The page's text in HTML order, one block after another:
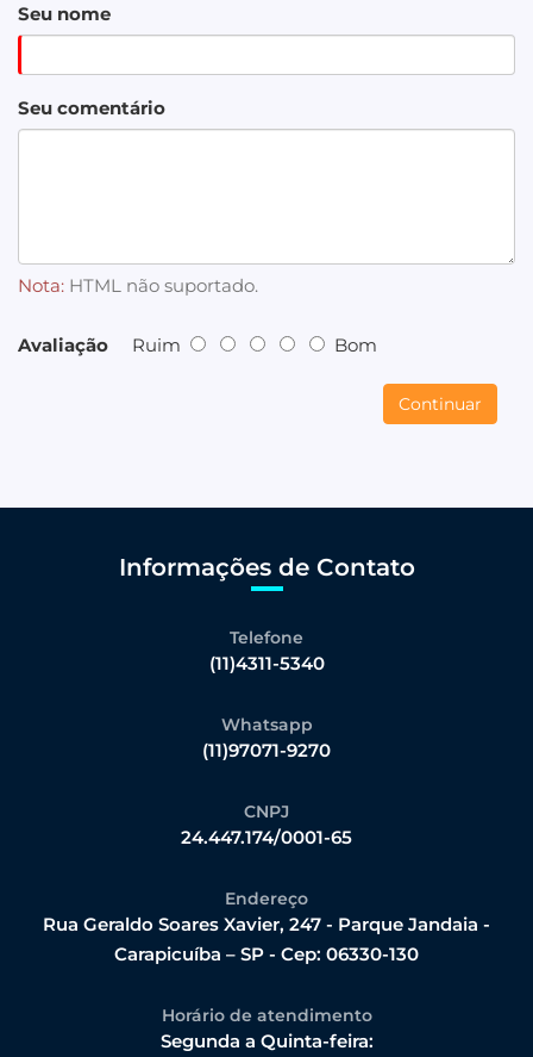
Seu nome
Seu comentário
Nota: HTML não suportado.
Avaliação Ruim Bom
Continuar
Informações de Contato
Telefone
(11)4311-5340
Whatsapp
(11)97071-9270
CNPJ
24.447.174/0001-65
Endereço
Rua Geraldo Soares Xavier, 247 - Parque Jandaia -
Carapicuíba – SP - Cep: 06330-130
Horário de atendimento
Segunda a Quinta-feira: